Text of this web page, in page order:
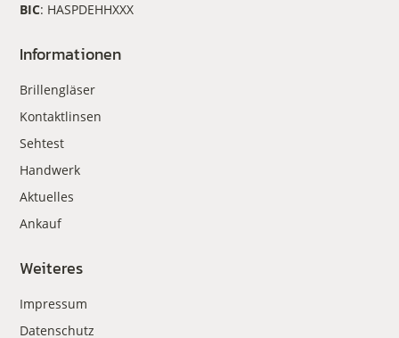
BIC: HASPDEHHXXX
Informationen
Brillengläser
Kontaktlinsen
Sehtest
Handwerk
Aktuelles
Ankauf
Weiteres
Impressum
Datenschutz